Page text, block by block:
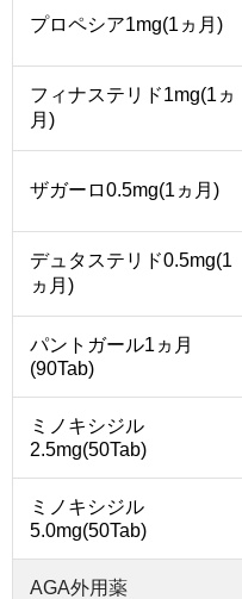
プロペシア1mg(1ヵ月)
フィナステリド1mg(1ヵ
月)
ザガーロ0.5mg(1ヵ月)
デュタステリド0.5mg(1
ヵ月)
パントガール1ヵ月
(90Tab)
ミノキシジル
2.5mg(50Tab)
ミノキシジル
5.0mg(50Tab)
AGA外用薬